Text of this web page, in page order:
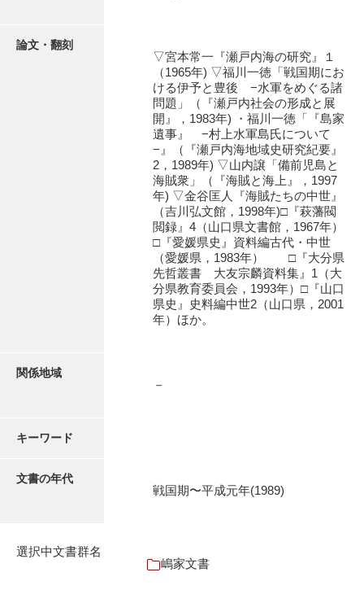
市川家文書(千葉県)
厳島神社祭礼堅田中組水上会講文書
厳島神社念仏踊堅田下組流田会講文書
伊藤家文書（須佐町）
伊藤家文書（山口市）
井下家文書（埼玉県）
論文・翻刻
▽宮本常一『瀬戸内海の研究』１
（1965年) ▽福川一徳「戦国期にお
ける伊予と豊後 −水軍をめぐる諸
問題」（『瀬戸内社会の形成と展
開』，1983年) ・福川一徳「『島家
遺事』 −村上水軍島氏について
−』（『瀬戸内海地域史研究紀要』
2，1989年) ▽山内譲「備前児島と
海賊衆」（『海賊と海上』，1997
年) ▽金谷匡人『海賊たちの中世』
（吉川弘文館，1998年)□『萩藩閥
閲録』4（山口県文書館，1967年）
□『愛媛県史』資料編古代・中世
（愛媛県，1983年） □『大分県
先哲叢書 大友宗麟資料集』1（大
分県教育委員会，1993年）□『山口
県史』史料編中世2（山口県，2001
年）ほか。
関係地域
－
キーワード
文書の年代
戦国期〜平成元年(1989)
選択中文書群名
嶋家文書